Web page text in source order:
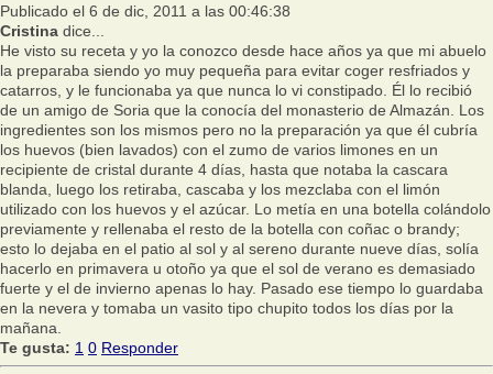
Publicado el 6 de dic, 2011 a las 00:46:38
Cristina dice...
He visto su receta y yo la conozco desde hace años ya que mi abuelo
la preparaba siendo yo muy pequeña para evitar coger resfriados y
catarros, y le funcionaba ya que nunca lo vi constipado. Él lo recibió
de un amigo de Soria que la conocía del monasterio de Almazán. Los
ingredientes son los mismos pero no la preparación ya que él cubría
los huevos (bien lavados) con el zumo de varios limones en un
recipiente de cristal durante 4 días, hasta que notaba la cascara
blanda, luego los retiraba, cascaba y los mezclaba con el limón
utilizado con los huevos y el azúcar. Lo metía en una botella colándolo
previamente y rellenaba el resto de la botella con coñac o brandy;
esto lo dejaba en el patio al sol y al sereno durante nueve días, solía
hacerlo en primavera u otoño ya que el sol de verano es demasiado
fuerte y el de invierno apenas lo hay. Pasado ese tiempo lo guardaba
en la nevera y tomaba un vasito tipo chupito todos los días por la
mañana.
Te gusta: 1 0 Responder